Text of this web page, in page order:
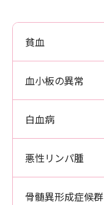
貧血
血小板の異常
白血病
悪性リンパ腫
骨髄異形成症候群